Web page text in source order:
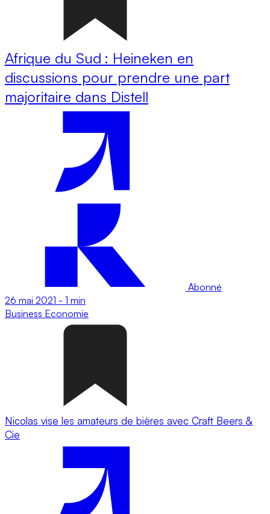
Afrique du Sud : Heineken en
discussions pour prendre une part
majoritaire dans Distell
Abonné
26 mai 2021 - 1 min
Business Economie
Nicolas vise les amateurs de bières avec Craft Beers &
Cie